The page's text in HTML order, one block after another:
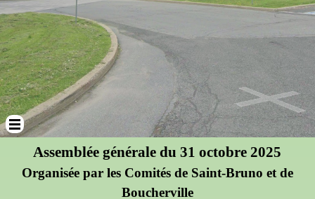
Sauter le menu
Assemblée générale du 31 octobre 2025
Organisée par les Comités de Saint-Bruno et de
Boucherville